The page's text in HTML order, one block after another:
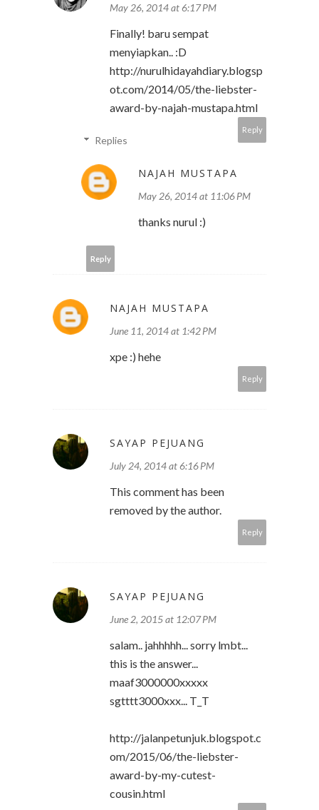
May 26, 2014 at 6:17 PM
Finally! baru sempat
menyiapkan.. :D
http://nurulhidayahdiary.blogsp
ot.com/2014/05/the-liebster-
award-by-najah-mustapa.html
Reply
Replies
NAJAH MUSTAPA
May 26, 2014 at 11:06 PM
thanks nurul :)
Reply
NAJAH MUSTAPA
June 11, 2014 at 1:42 PM
xpe :) hehe
Reply
SAYAP PEJUANG
July 24, 2014 at 6:16 PM
This comment has been
removed by the author.
Reply
SAYAP PEJUANG
June 2, 2015 at 12:07 PM
salam.. jahhhhh... sorry lmbt...
this is the answer...
maaf3000000xxxxx
sgtttt3000xxx... T_T
http://jalanpetunjuk.blogspot.c
om/2015/06/the-liebster-
award-by-my-cutest-
cousin.html